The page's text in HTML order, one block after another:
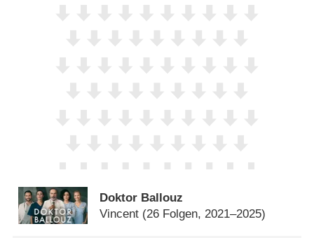
Doktor Ballouz
Vincent (26 Folgen, 2021–2025)